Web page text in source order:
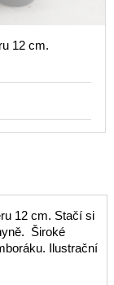
12 cm.
12 cm. Stačí si
Široké
Ilustrační